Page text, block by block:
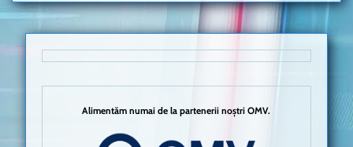
Alimentăm numai de la partenerii noștri OMV.